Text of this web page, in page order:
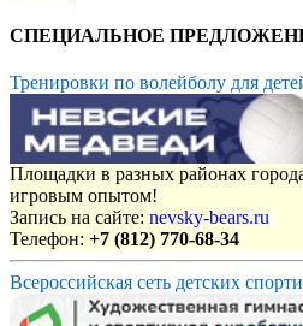
СПЕЦИАЛЬНОЕ
Тренировки по волейболу для
Площадки в разных районах
игровым опытом!
Запись на сайте: nevsky-bears.ru
Телефон: +7 (812) 770-68-34
Всероссийская сеть детских